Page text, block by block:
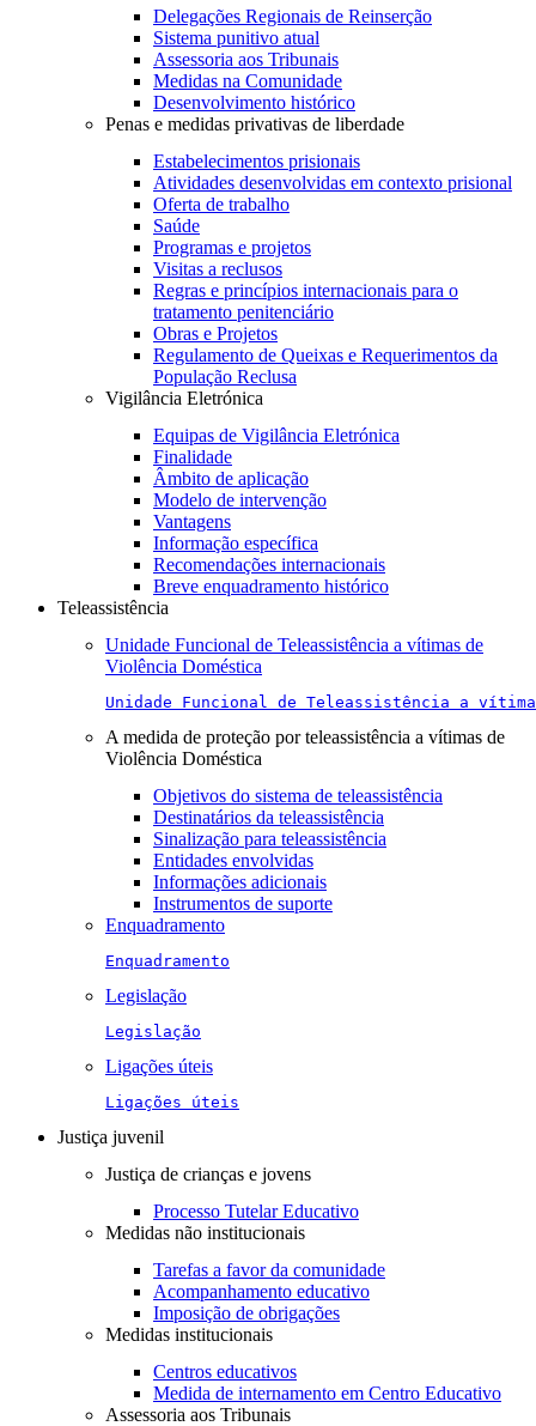
Delegações Regionais de Reinserção
Sistema punitivo atual
Assessoria aos Tribunais
Medidas na Comunidade
Desenvolvimento histórico
Penas e medidas privativas de liberdade
Estabelecimentos prisionais
Atividades desenvolvidas em contexto prisional
Oferta de trabalho
Saúde
Programas e projetos
Visitas a reclusos
Regras e princípios internacionais para o
tratamento penitenciário
Obras e Projetos
Regulamento de Queixas e Requerimentos da
População Reclusa
Vigilância Eletrónica
Equipas de Vigilância Eletrónica
Finalidade
Âmbito de aplicação
Modelo de intervenção
Vantagens
Informação específica
Recomendações internacionais
Breve enquadramento histórico
Teleassistência
Unidade Funcional de Teleassistência a vítimas de
Violência Doméstica
Unidade Funcional de Teleassistência a
A medida de proteção por teleassistência a vítimas de
Violência Doméstica
Objetivos do sistema de teleassistência
Destinatários da teleassistência
Sinalização para teleassistência
Entidades envolvidas
Informações adicionais
Instrumentos de suporte
Enquadramento
Enquadramento
Legislação
Legislação
Ligações úteis
Ligações úteis
Justiça juvenil
Justiça de crianças e jovens
Processo Tutelar Educativo
Medidas não institucionais
Tarefas a favor da comunidade
Acompanhamento educativo
Imposição de obrigações
Medidas institucionais
Centros educativos
Medida de internamento em Centro Educativo
Assessoria aos Tribunais